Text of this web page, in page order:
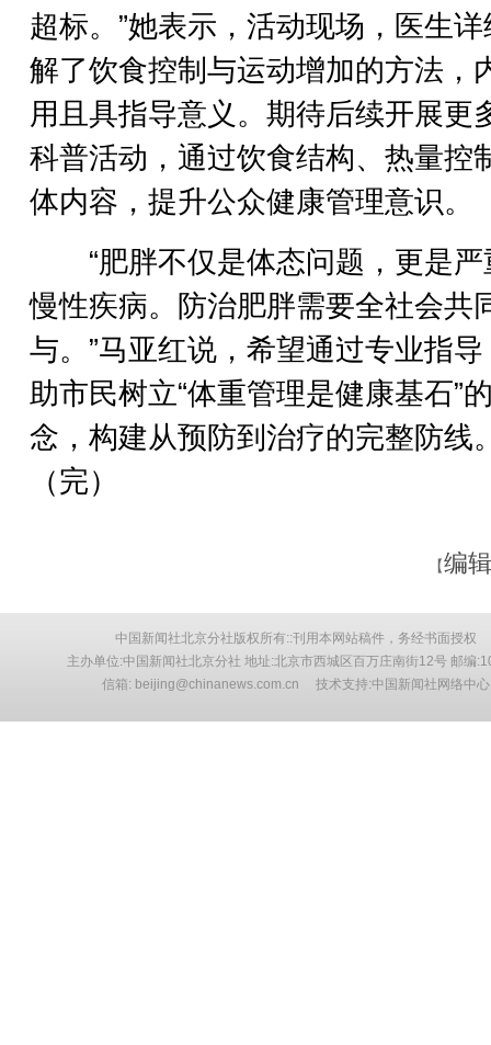
超标。”她表示，活动现场，医生
解了饮食控制与运动增加的方法，
用且具指导意义。期待后续开展更
科普活动，通过饮食结构、热量控
体内容，提升公众健康管理意识。
“肥胖不仅是体态问题，更是严
慢性疾病。防治肥胖需要全社会共
与。”马亚红说，希望通过专业指
助市民树立“体重管理是健康基石”
念，构建从预防到治疗的完整防线
（完）
【编
中国新闻社北京分社版权所有::刊用本网站稿件，务经书面授权
主办单位:中国新闻社北京分社 地址:北京市西城区百万庄南街12号 邮编
信箱: beijing@chinanews.com.cn 技术支持:中国新闻社网络中心